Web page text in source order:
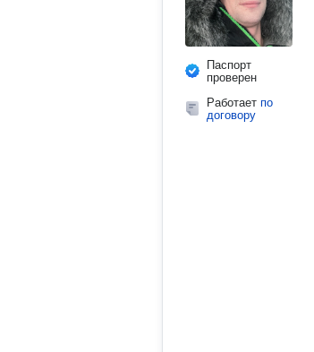
Паспорт
проверен
Работает по
договору